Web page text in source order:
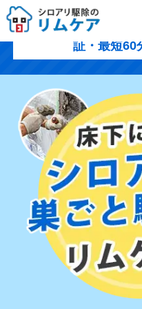
岡山市南区のシロア
証・最短60